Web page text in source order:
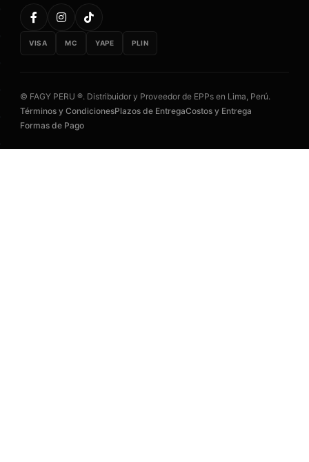
VISA MC YAPE PLIN
© FAGY PERU ®. Distribuidor y Proveedor de EPPs en Lima, Perú.
Términos y CondicionesPlazos de EntregaCostos y Entrega
Formas de Pago